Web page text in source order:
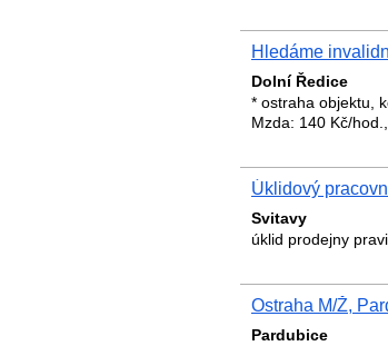
Hledáme
Dolní Ředice
* ostraha objektu,
Mzda: 140 Kč/
Úklidový
Svitavy
úklid prodejny
Ostraha M/Ž,
Pardubice